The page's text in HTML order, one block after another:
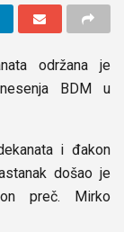
održana je
BDM u
i đakon
došao je
preč. Mirko